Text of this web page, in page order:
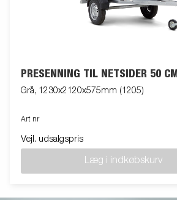
PRESENNING TIL NETSIDER 50 CM
Grå, 1230x2120x575mm (1205)
Art nr
Vejl. udsalgspris
Læg i indkøbskurv